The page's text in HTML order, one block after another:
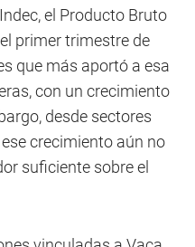
el Producto Bruto
primer trimestre de
que más aportó a esa
con un crecimiento
desde sectores
crecimiento aún no
suficiente sobre el